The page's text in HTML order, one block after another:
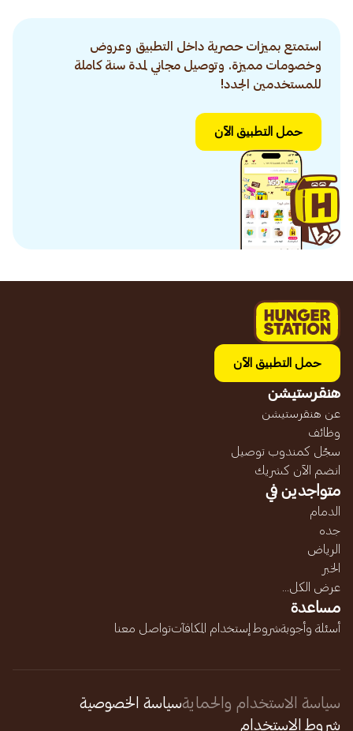
استمتع بميزات حصرية داخل التطبيق وعروض
وخصومات مميزة. وتوصيل مجاني لمدة سنة كاملة
للمستخدمين الجدد!
حمل التطبيق الآن
حمل التطبيق الآن
هنقرستيشن
عن هنقرستيشن
وظائف
سجّل كمندوب توصيل
انضم الآن كشريك
متواجدين في
الدمام
جده
الرياض
الخبر
عرض الكل...
مساعدة
أسئلة وأجوبةشروط إستخدام المكافآتتواصل معنا
سياسة الاستخدام والحمايةسياسة الخصوصية
شروط الإستخدام